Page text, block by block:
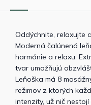
Oddýchnite, relaxujte
Moderná čalúnená
harmónie a relaxu.
tvar umožňujú
Leňoška má 8
režimov z ktorých
intenzity, už nič